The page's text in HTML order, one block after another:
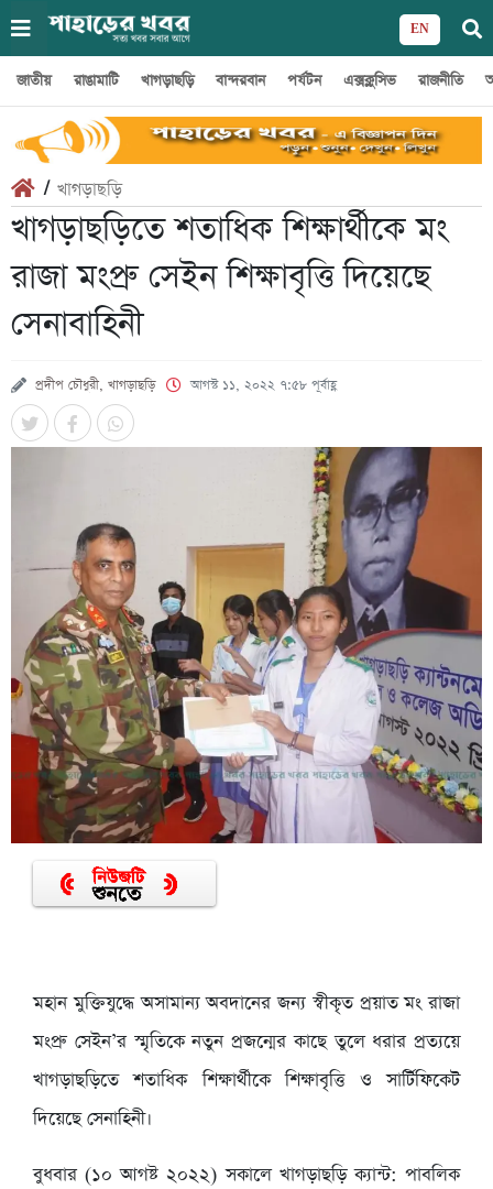
EN
জাতীয় রাঙামাটি খাগড়াছড়ি বান্দরবান পর্যটন এক্সক্লুসিভ রাজনীতি
/ খাগড়াছড়ি
খাগড়াছড়িতে শতাধিক শিক্ষার্থীকে মং
রাজা মংপ্রু সেইন শিক্ষাবৃত্তি দিয়েছে
সেনাবাহিনী
প্রদীপ চৌধুরী, খাগড়াছড়ি আগস্ট ১১, ২০২২ ৭:৫৮ পূর্বাহ্ণ
মহান মুক্তিযুদ্ধে অসামান্য অবদানের জন্য স্বীকৃত প্রয়াত মং রাজা
মংপ্রু সেইন’র স্মৃতিকে নতুন প্রজন্মের কাছে তুলে ধরার প্রত্যয়ে
খাগড়াছড়িতে শতাধিক শিক্ষার্থীকে শিক্ষাবৃত্তি ও সার্টিফিকেট
দিয়েছে সেনাহিনী।
বুধবার (১০ আগষ্ট ২০২২) সকালে খাগড়াছড়ি ক্যান্ট: পাবলিক